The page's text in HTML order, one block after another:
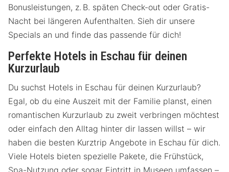
Bonusleistungen, z. B. späten Check-out oder Gratis-
Nacht bei längeren Aufenthalten. Sieh dir unsere
Specials an und finde das passende für dich!
Perfekte Hotels in Eschau für deinen
Kurzurlaub
Du suchst Hotels in Eschau für deinen Kurzurlaub?
Egal, ob du eine Auszeit mit der Familie planst, einen
romantischen Kurzurlaub zu zweit verbringen möchtest
oder einfach den Alltag hinter dir lassen willst – wir
haben die besten Kurztrip Angebote in Eschau für dich.
Viele Hotels bieten spezielle Pakete, die Frühstück,
Spa-Nutzung oder sogar Eintritt in Museen umfassen –